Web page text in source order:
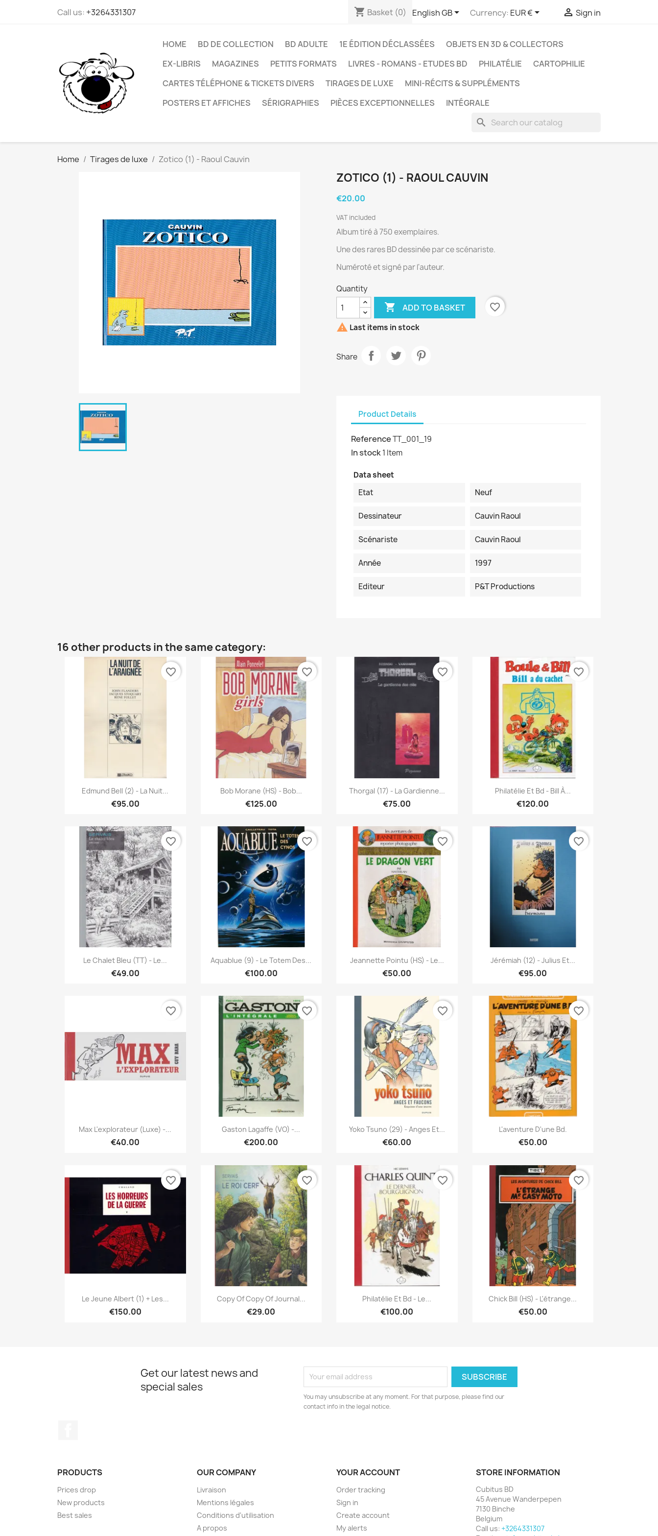
Call us: +3264331307 shopping_cart Basket (0) English GB Currency: EUR €  Sign in
HOME BD DE COLLECTION BD ADULTE 1E ÉDITION DÉCLASSÉES
OBJETS EN 3D & COLLECTORS
EX-LIBRIS
MAGAZINES PETITS FORMATS LIVRES - ROMANS - ETUDES BD PHILATÉLIE
CARTOPHILIE
CARTES TÉLÉPHONE & TICKETS DIVERS
TIRAGES DE LUXE
MINI-RÉCITS & SUPPLÉMENTS
POSTERS ET AFFICHES
SÉRIGRAPHIES PIÈCES EXCEPTIONNELLES INTÉGRALE
search
Home Tirages de luxe Zotico (1) - Raoul Cauvin
ZOTICO (1) - RAOUL CAUVIN
€20.00
VAT included
Album tiré à 750 exemplaires.
Une des rares BD dessinée par ce scénariste.
Numéroté et signé par l'auteur.
Quantity
 ADD TO BASKET
favorite_border
 Last items in stock
Share
Product Details
ReferenceTT_001_19
In stock1 Item
Data sheet
Etat
Neuf
Dessinateur Cauvin Raoul
Scénariste Cauvin Raoul
Année 1997
Editeur P&T Productions
16 other products in the same category:
 Quick view
Edmund Bell (2) - La Nuit...
€95.00
favorite_border
Quick view
Bob Morane (HS) - Bob...
€125.00
favorite_border
Quick view
Thorgal (17) - La Gardienne...
€75.00
favorite_border
Quick view
Philatélie Et Bd - Bill À...
€120.00
favorite_border
Quick view
Le Chalet Bleu (TT) - Le...
€49.00
favorite_border
Quick view
Aquablue (9) - Le Totem Des...
€100.00
favorite_border
Quick view
Jeannette Pointu (HS) - Le...
€50.00
favorite_border
Quick view
Jérémiah (12) - Julius Et...
€95.00
favorite_border
Quick view
Max L'explorateur (Luxe) -...
€40.00
favorite_border
 Quick view
Gaston Lagaffe (VO) -...
€200.00
favorite_border
Quick view
Yoko Tsuno (29) - Anges Et...
€60.00
favorite_border
Quick view
L'aventure D'une Bd.
€50.00
favorite_border
Quick view
Le Jeune Albert (1) + Les...
€150.00
favorite_border
Quick view
Copy Of Copy Of Journal...
€29.00
favorite_border
Quick view
Philatélie Et Bd - Le...
€100.00
favorite_border
 Quick view
Chick Bill (HS) - L'étrange...
€50.00
favorite_border
Get our latest news and
special sales
You may unsubscribe at any moment. For that purpose, please find our
contact info in the legal notice.
PRODUCTS
Prices drop
New products
Best sales
OUR COMPANY
Livraison
Mentions légales
Conditions d'utilisation
A propos
YOUR ACCOUNT
Order tracking
Sign in
Create account
My alerts
STORE INFORMATION
Cubitus BD
45 Avenue Wanderpepen
7130 Binche
Belgium
Call us: +3264331307